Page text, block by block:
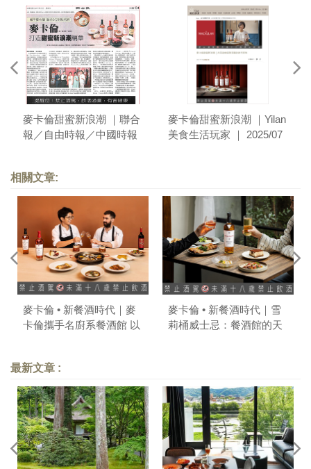
麥卡倫甜蜜新浪潮 ｜聯合
報／自由時報／中國時報
麥卡倫甜蜜新浪潮 ｜Yilan
美食生活玩家 ｜ 2025/07
相關文章:
麥卡倫 • 新餐酒時代｜麥
卡倫攜手名廚系餐酒館 以
麥卡倫 • 新餐酒時代｜雪
莉桶威士忌：餐酒館的天
最新文章 :